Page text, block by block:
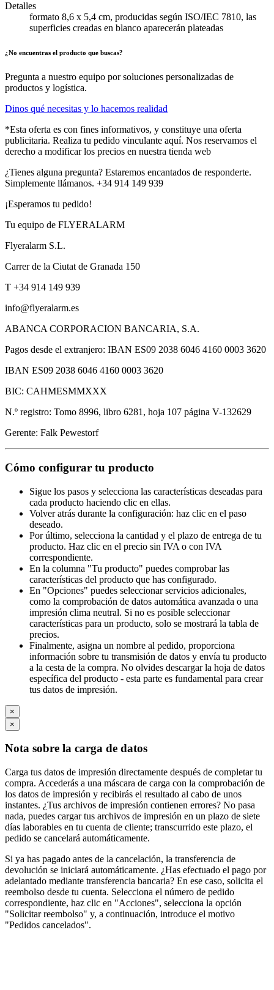
Detalles
formato 8,6 x 5,4 cm, producidas según ISO/IEC 7810, las
superficies creadas en blanco aparecerán plateadas
¿No encuentras el producto que buscas?
Pregunta a nuestro equipo por soluciones personalizadas de
productos y logística.
Dinos qué necesitas y lo hacemos realidad
*Esta oferta es con fines informativos, y constituye una oferta
publicitaria. Realiza tu pedido vinculante aquí. Nos reservamos el
derecho a modificar los precios en nuestra tienda web
¿Tienes alguna pregunta? Estaremos encantados de responderte.
Simplemente llámanos. +34 914 149 939
¡Esperamos tu pedido!
Tu equipo de FLYERALARM
Flyeralarm S.L.
Carrer de la Ciutat de Granada 150
T +34 914 149 939
info@flyeralarm.es
ABANCA CORPORACION BANCARIA, S.A.
Pagos desde el extranjero: IBAN ES09 2038 6046 4160 0003 3620
IBAN ES09 2038 6046 4160 0003 3620
BIC: CAHMESMMXXX
N.º registro: Tomo 8996, libro 6281, hoja 107 página V-132629
Gerente: Falk Pewestorf
Cómo configurar tu producto
Sigue los pasos y selecciona las características deseadas para
cada producto haciendo clic en ellas.
Volver atrás durante la configuración: haz clic en el paso
deseado.
Por último, selecciona la cantidad y el plazo de entrega de tu
producto. Haz clic en el precio sin IVA o con IVA
correspondiente.
En la columna "Tu producto" puedes comprobar las
características del producto que has configurado.
En "Opciones" puedes seleccionar servicios adicionales,
como la comprobación de datos automática avanzada o una
impresión clima neutral. Si no es posible seleccionar
características para un producto, solo se mostrará la tabla de
precios.
Finalmente, asigna un nombre al pedido, proporciona
información sobre tu transmisión de datos y envía tu producto
a la cesta de la compra. No olvides descargar la hoja de datos
específica del producto - esta parte es fundamental para crear
tus datos de impresión.
×
×
Nota sobre la carga de datos
Carga tus datos de impresión directamente después de completar tu
compra. Accederás a una máscara de carga con la comprobación de
los datos de impresión y recibirás el resultado al cabo de unos
instantes. ¿Tus archivos de impresión contienen errores? No pasa
nada, puedes cargar tus archivos de impresión en un plazo de siete
días laborables en tu cuenta de cliente; transcurrido este plazo, el
pedido se cancelará automáticamente.
Si ya has pagado antes de la cancelación, la transferencia de
devolución se iniciará automáticamente. ¿Has efectuado el pago por
adelantado mediante transferencia bancaria? En ese caso, solicita el
reembolso desde tu cuenta. Selecciona el número de pedido
correspondiente, haz clic en "Acciones", selecciona la opción
"Solicitar reembolso" y, a continuación, introduce el motivo
"Pedidos cancelados".